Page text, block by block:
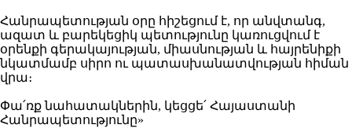
Հանրապետության օրը հիշեցում է, որ անվտանգ,
ազատ և բարեկեցիկ պետությունը կառուցվում է
օրենքի գերակայության, միասնության և հայրենիքի
նկատմամբ սիրո ու պատասխանատվության հիման
վրա։
Փա՛ռք նահատակներին, կեցցե՛ Հայաստանի
Հանրապետությունը»